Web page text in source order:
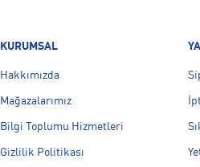
KURUMSAL
Hakkımızda
Mağazalarımız
Bilgi Toplumu Hizmetleri
Gizlilik Politikası